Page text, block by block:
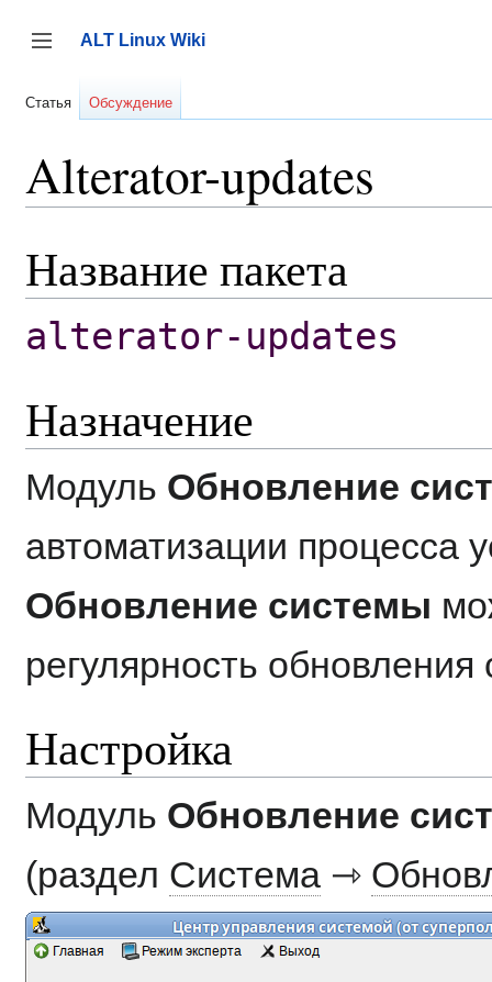
содержанию
Переключить боковую панель
ALT Linux Wiki
Статья Обсуждение
Alterator-updates
Название пакета
alterator-updates
Назначение
Модуль Обновление
автоматизации процесса
Обновление системы
регулярность
Настройка
Модуль Обновление
(раздел Система ⇾